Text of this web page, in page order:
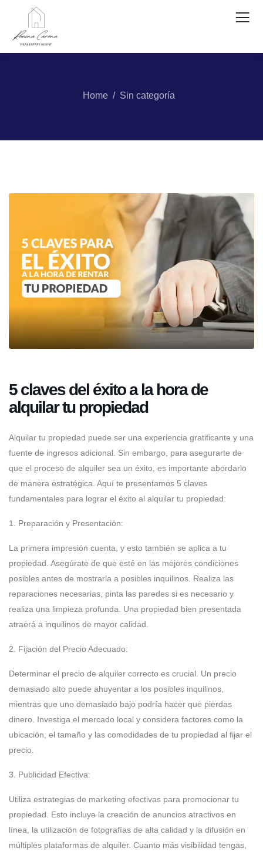
Home Sin categoría
5 claves del éxito a la hora de
alquilar tu propiedad
Alquilar tu propiedad puede ser una experiencia gratificante y una
fuente de ingresos adicional. Sin embargo, para asegurarte de
que el proceso de alquiler sea un éxito, es importante abordarlo
de manera estratégica. Aquí te presentamos 5 claves
fundamentales para lograr el éxito al alquilar tu propiedad:
1. Preparación y Presentación:
La primera impresión cuenta, y esto también se aplica a tu
propiedad. Asegúrate de que esté en las mejores condiciones
posibles antes de mostrarla a posibles inquilinos. Realiza las
reparaciones necesarias, pinta las paredes si es necesario y
realiza una limpieza profunda. Una propiedad bien presentada
atraerá a inquilinos de mayor calidad.
2. Fijación del Precio Adecuado:
Determinar el precio de alquiler correcto es crucial. Un precio
demasiado alto puede ahuyentar a los posibles inquilinos,
mientras que uno demasiado bajo podría hacer que pierdas
dinero. Investiga el mercado local y considera factores como la
ubicación, el tamaño y las comodidades de tu propiedad al fijar el
precio.
3. Publicidad Efectiva:
Utiliza estrategias de marketing efectivas para promocionar tu
propiedad. Esto incluye la creación de anuncios atractivos en
línea, la utilización de fotografías de alta calidad y la difusión en
múltiples plataformas de alquiler. Cuanto más visibilidad tengas,